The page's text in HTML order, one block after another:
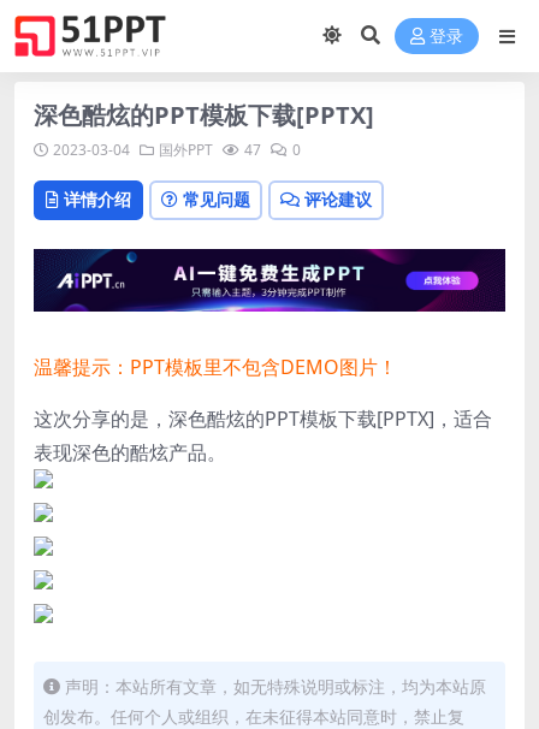
登录
深色酷炫的PPT模板下载[PPTX]
2023-03-04 国外PPT 47 0
详情介绍 常见问题 评论建议
温馨提示：PPT模板里不包含DEMO图片！
这次分享的是，深色酷炫的PPT模板下载[PPTX]，适合
表现深色的酷炫产品。
声明：本站所有文章，如无特殊说明或标注，均为本站原
创发布。任何个人或组织，在未征得本站同意时，禁止复